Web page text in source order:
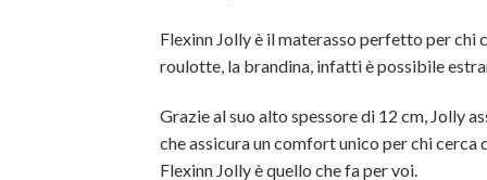
Flexinn Jolly è il materasso perfetto per chi
roulotte, la brandina, infatti è possibile
Grazie al suo alto spessore di 12 cm, Jolly
che assicura un comfort unico per chi cerca
Flexinn Jolly è quello che fa per voi.